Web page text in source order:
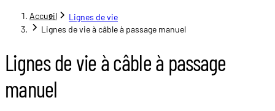
Accueil
Lignes de vie
Lignes de vie à câble à passage manuel
Lignes de vie à câble à passage
manuel